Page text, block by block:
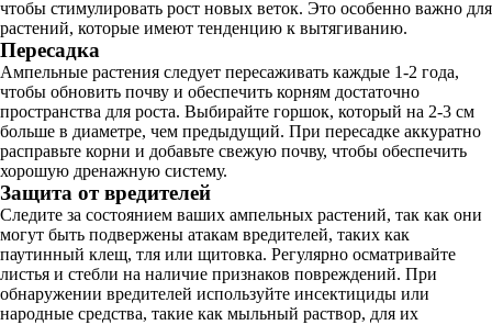
чтобы стимулировать рост новых веток. Это особенно важно для
растений, которые имеют тенденцию к вытягиванию.
Пересадка
Ампельные растения следует пересаживать каждые 1-2 года,
чтобы обновить почву и обеспечить корням достаточно
пространства для роста. Выбирайте горшок, который на 2-3 см
больше в диаметре, чем предыдущий. При пересадке аккуратно
расправьте корни и добавьте свежую почву, чтобы обеспечить
хорошую дренажную систему.
Защита от вредителей
Следите за состоянием ваших ампельных растений, так как они
могут быть подвержены атакам вредителей, таких как
паутинный клещ, тля или щитовка. Регулярно осматривайте
листья и стебли на наличие признаков повреждений. При
обнаружении вредителей используйте инсектициды или
народные средства, такие как мыльный раствор, для их